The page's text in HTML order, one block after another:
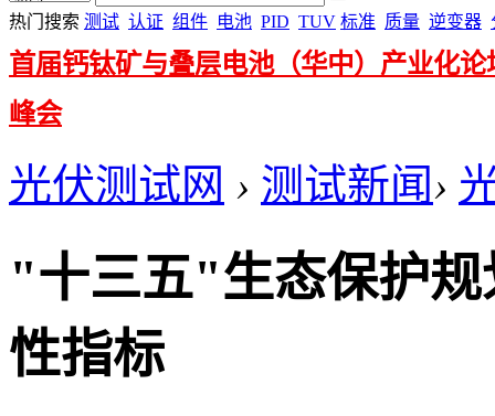
热门搜索 测试 认证 组件 电池 PID TUV 标准 质量 逆变器
首届钙钛矿与叠层电池（华中）产业化论
峰会
光伏测试网 › 测试新闻›
"十三五"生态保护
性指标